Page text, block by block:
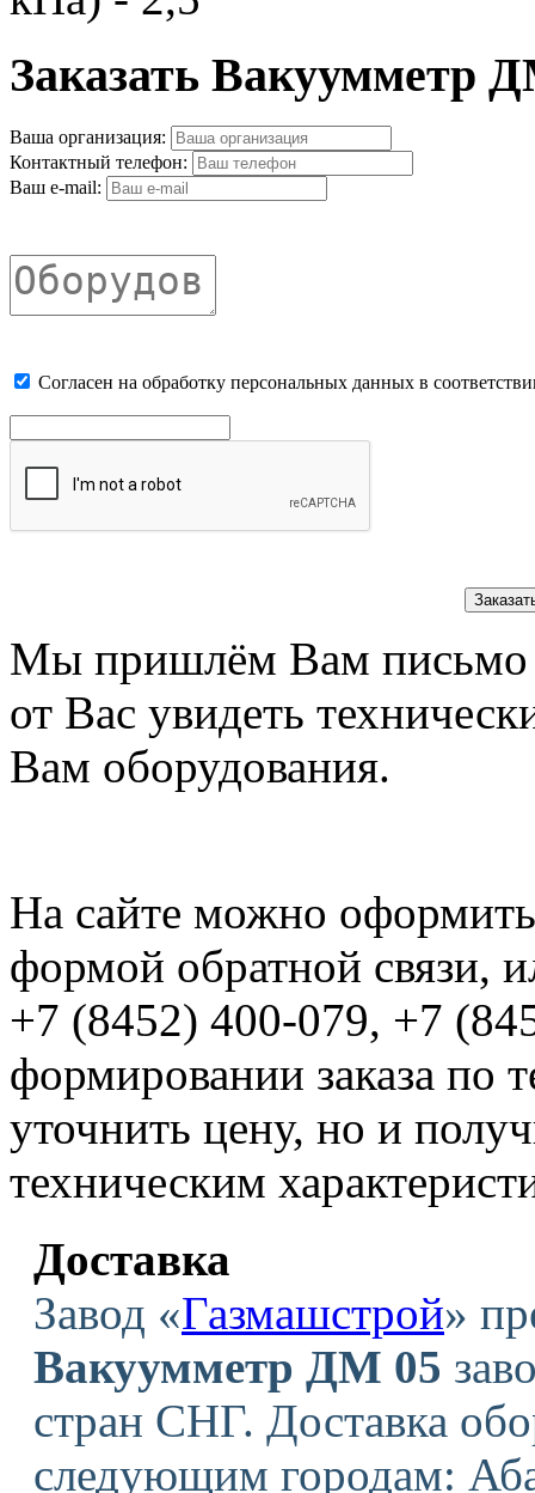
Заказать Вакуумметр
Ваша организация:
Контактный телефон:
Ваш e-mail:
Cогласен на обработку персональных данных в
Мы пришлём Вам письмо
от Вас увидеть
Вам оборудования.
На сайте можно оформить
формой обратной связи,
+7 (8452) 400-079, +7
формировании заказа по
уточнить цену, но и
техническим
Доставка
Завод «Газмашстрой»
Вакуумметр ДМ 05
стран СНГ. Доставка
следующим городам: